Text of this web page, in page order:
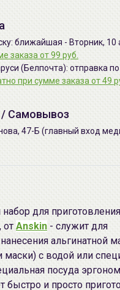
ближайшая - Вторник, 10
заказа от 99 руб.
(Белпочта): отправка
при сумме заказа от 49
Самовывоз
47-Б (главный вход
для
от Anskin - служит для
альгинатной
маски) с водой или
посуда
и просто